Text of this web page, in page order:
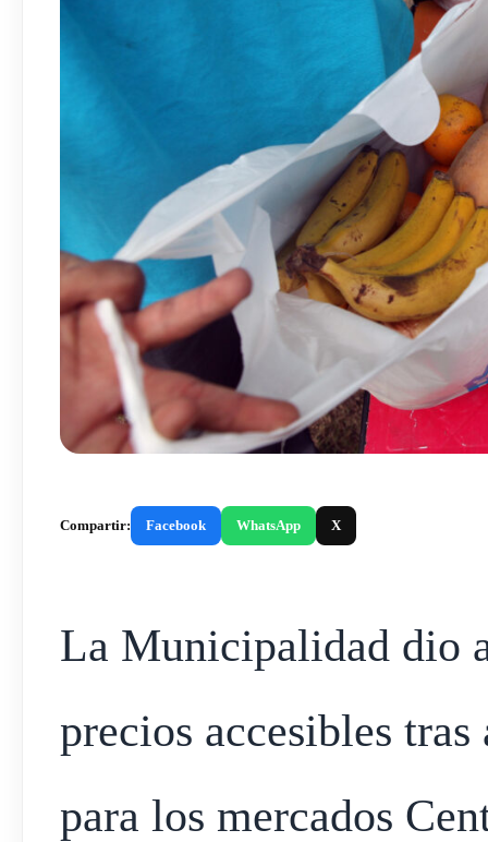
Compartir: Facebook WhatsApp X
La Municipalidad dio
precios accesibles
para los mercados